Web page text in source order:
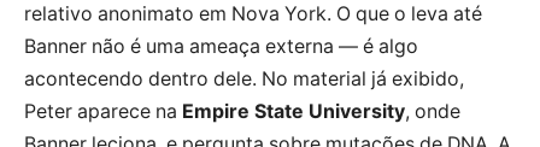
relativo anonimato em Nova York. O que o leva até
Banner não é uma ameaça externa — é algo
acontecendo dentro dele. No material já exibido,
Peter aparece na Empire State University, onde